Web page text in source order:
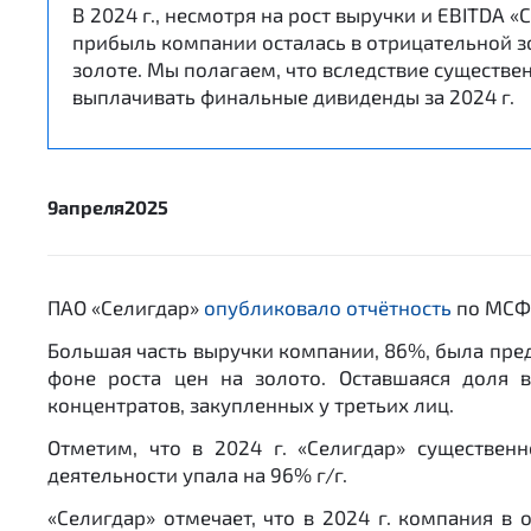
В 2024 г., несмотря на рост выручки и EBITDA
прибыль компании осталась в отрицательной
золоте. Мы полагаем, что вследствие
выплачивать финальные дивиденды за 2024 г.
9апреля2025
ПАО «Селигдар» опубликовало отчётность по
Большая часть выручки компании, 86%, была
фоне роста цен на золото. Оставшаяся доля
концентратов, закупленных у третьих лиц.
Отметим, что в 2024 г. «Селигдар»
деятельности упала на 96% г/г.
«Селигдар» отмечает, что в 2024 г. компания